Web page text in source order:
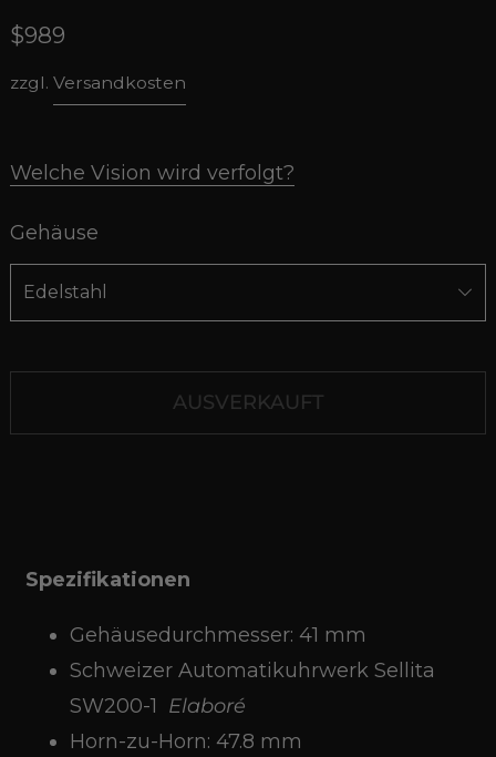
$989
zzgl. Versandkosten
Welche Vision wird verfolgt?
Gehäuse
AUSVERKAUFT
Spezifikationen
Gehäusedurchmesser: 41 mm
Schweizer Automatikuhrwerk Sellita
SW200-1 Elaboré
Horn-zu-Horn: 47.8 mm